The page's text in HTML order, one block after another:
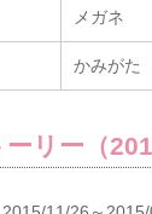
メガネ
かみがた
リー（